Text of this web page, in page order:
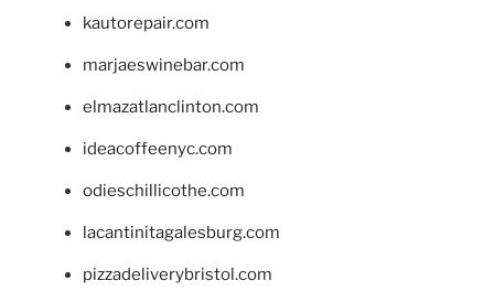
kautorepair.com
marjaeswinebar.com
elmazatlanclinton.com
ideacoffeenyc.com
odieschillicothe.com
lacantinitagalesburg.com
pizzadeliverybristol.com